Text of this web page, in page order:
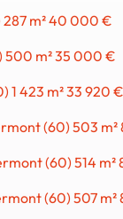
m² 40 000 €
500 m² 35 000 €
1 423 m² 33 920 €
(60) 503
(60) 514 m²
(60) 507 m²